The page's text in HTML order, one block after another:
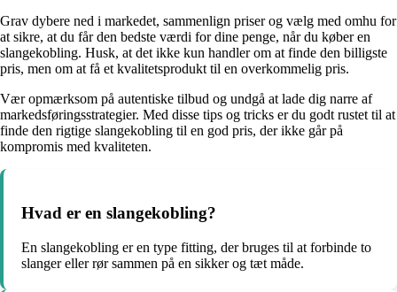
Grav dybere ned i markedet, sammenlign priser og vælg med omhu for
at sikre, at du får den bedste værdi for dine penge, når du køber en
slangekobling. Husk, at det ikke kun handler om at finde den billigste
pris, men om at få et kvalitetsprodukt til en overkommelig pris.
Vær opmærksom på autentiske tilbud og undgå at lade dig narre af
markedsføringsstrategier. Med disse tips og tricks er du godt rustet til at
finde den rigtige slangekobling til en god pris, der ikke går på
kompromis med kvaliteten.
Hvad er en slangekobling?
En slangekobling er en type fitting, der bruges til at forbinde to
slanger eller rør sammen på en sikker og tæt måde.